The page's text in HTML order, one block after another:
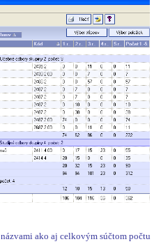
ako aj celkovým súčtom počtu